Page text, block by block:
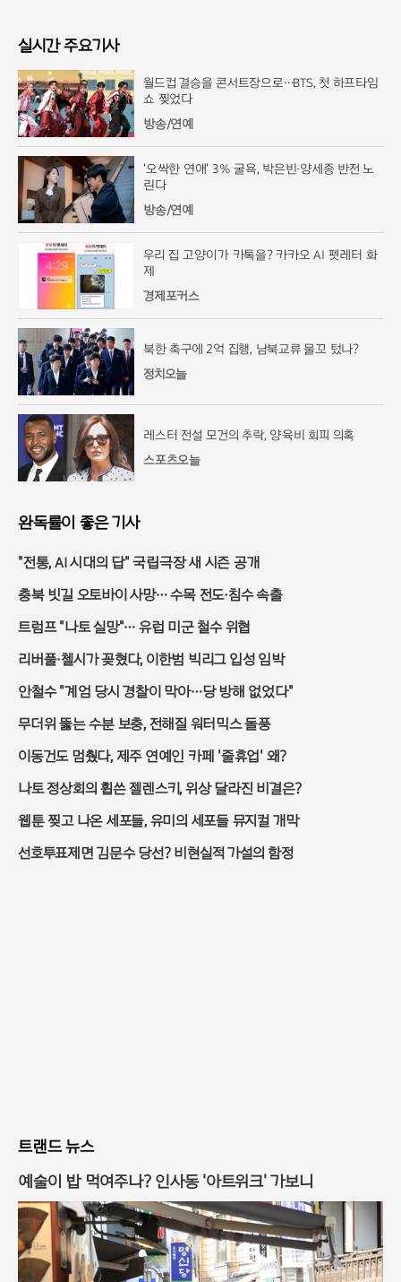
실시간 주요기사
월드컵 결승을 콘서트장으로…BTS, 첫 하프타임
쇼 찢었다
방송/연예
'오싹한 연애' 3% 굴욕, 박은빈·양세종 반전 노
린다
방송/연예
우리 집 고양이가 카톡을? 카카오 AI 펫레터 화
제
경제포커스
북한 축구에 2억 집행, 남북교류 물꼬 텄나?
정치오늘
레스터 전설 모건의 추락, 양육비 회피 의혹
스포츠오늘
완독률이 좋은 기사
"전통, AI 시대의 답" 국립극장 새 시즌 공개
충북 빗길 오토바이 사망… 수목 전도·침수 속출
트럼프 "나토 실망"… 유럽 미군 철수 위협
리버풀·첼시가 꽂혔다, 이한범 빅리그 입성 임박
안철수 "계엄 당시 경찰이 막아…당 방해 없었다"
무더위 뚫는 수분 보충, 전해질 워터믹스 돌풍
이동건도 멈췄다, 제주 연예인 카페 '줄휴업' 왜?
나토 정상회의 휩쓴 젤렌스키, 위상 달라진 비결은?
웹툰 찢고 나온 세포들, 유미의 세포들 뮤지컬 개막
선호투표제면 김문수 당선? 비현실적 가설의 함정
트랜드 뉴스
예술이 밥 먹여주나? 인사동 '아트위크' 가보니